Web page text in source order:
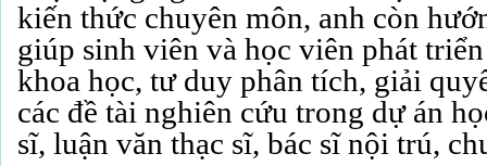
kiến thức chuyên môn, anh còn
giúp sinh viên và học viên phát
khoa học, tư duy phân tích, giải
các đề tài nghiên cứu trong dự án
sĩ, luận văn thạc sĩ, bác sĩ nội trú,